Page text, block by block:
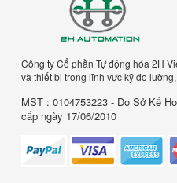
Công ty Cổ phần Tự động hóa 2H
và thiết bị trong lĩnh vực kỹ đo
MST : 0104753223 - Do Sở Kế
cấp ngày 17/06/2010